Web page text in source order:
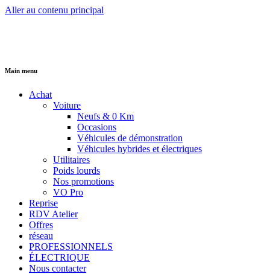
Aller au contenu principal
Main menu
Achat
Voiture
Neufs & 0 Km
Occasions
Véhicules de démonstration
Véhicules hybrides et électriques
Utilitaires
Poids lourds
Nos promotions
VO Pro
Reprise
RDV Atelier
Offres
réseau
PROFESSIONNELS
ÉLECTRIQUE
Nous contacter